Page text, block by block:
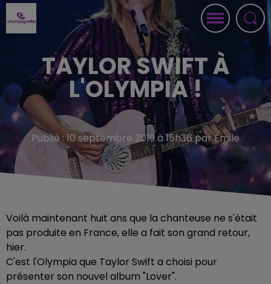
TAYLOR SWIFT À
L'OLYMPIA !
Publié : 10 septembre 2019 à 15h36 par Emile
Voilà maintenant huit ans que la chanteuse ne s'était
pas produite en France, elle a fait son grand retour,
hier.
C'est l'Olympia que Taylor Swift a choisi pour
présenter son nouvel album "Lover".